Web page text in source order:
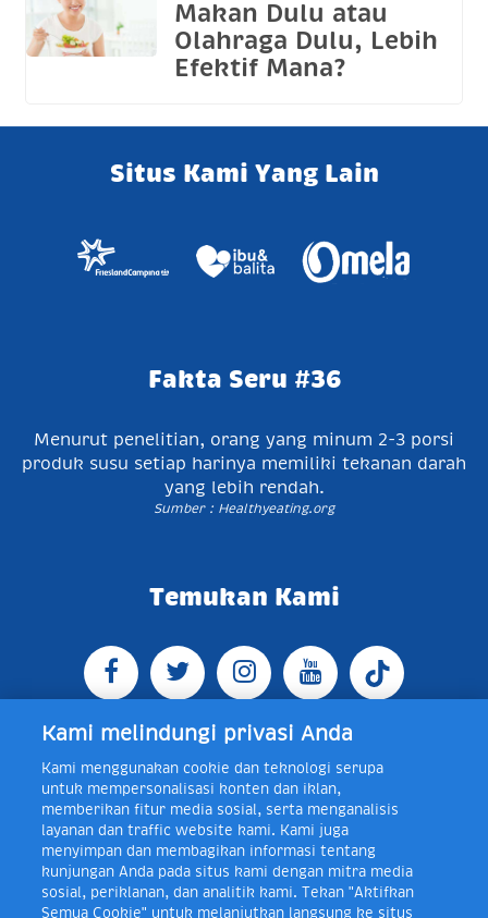
Makan Dulu atau
Olahraga Dulu, Lebih
Efektif Mana?
Situs Kami Yang Lain
Fakta Seru #36
Menurut penelitian, orang yang minum 2-3 porsi
produk susu setiap harinya memiliki tekanan darah
yang lebih rendah.
Sumber : Healthyeating.org
Temukan Kami
Jl. Raya Bogor KM 5, Pasar Rebo, Jakarta Timur,
Indonesia 13760
Telp +62 21 8410945 | PO BOX
4074 Jakarta 13760 Indonesia
Toll Free Layanan Peduli Frisian Flag 0-80018-21-406;
Senin - Jumat, 08:00 - 16:30 WIB, E-mail:
layanan.peduli@frieslandcampina.com
Kami melindungi privasi Anda
Kami menggunakan cookie dan teknologi serupa
untuk mempersonalisasi konten dan iklan,
memberikan fitur media sosial, serta menganalisis
layanan dan traffic website kami. Kami juga
menyimpan dan membagikan informasi tentang
kunjungan Anda pada situs kami dengan mitra media
sosial, periklanan, dan analitik kami. Tekan "Aktifkan
Semua Cookie" untuk melanjutkan langsung ke situs